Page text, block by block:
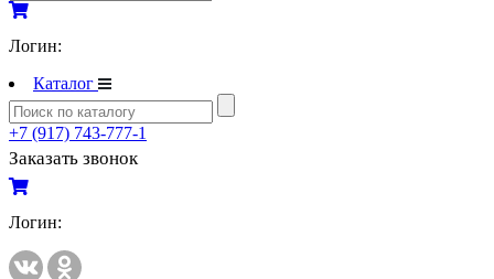
Логин:
Каталог
+7 (917) 743-777-1
Заказать звонок
Логин:
Полипропиленовые трубы и фитинги
Полипропиленовые трубы и фитинги VALTEC
Полотенцесушители
Комплектующие к полотенцесушителям
Полотенцесушители водяные
Полотенцесушители электрические
Приборы учета и измерений
Комплектующие для приборов учета и измерений